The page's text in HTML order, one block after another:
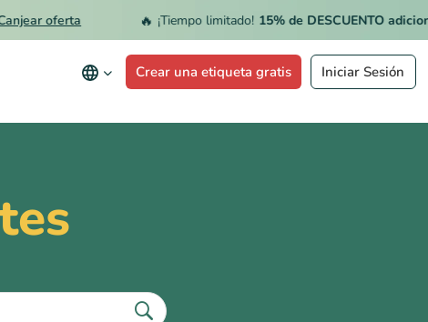
oferta ¡Tiempo limitado! 15% de DESCUENTO adicional
Crear una etiqueta gratis Iniciar Sesión